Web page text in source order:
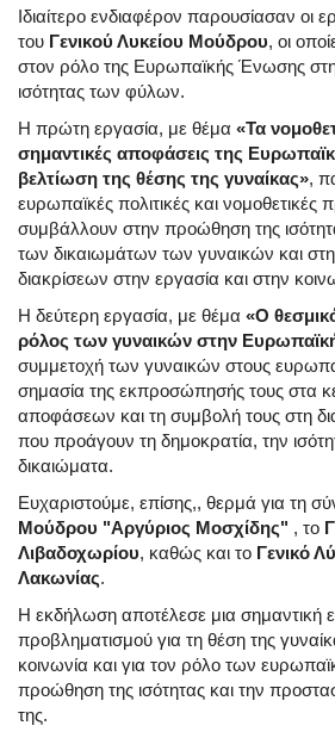
Ιδιαίτερο ενδιαφέρον παρουσίασαν οι
του Γενικού Λυκείου Μούδρου, οι
στον ρόλο της Ευρωπαϊκής Ένωσης
ισότητας των φύλων.
Η πρώτη εργασία, με θέμα «Τα
σημαντικές αποφάσεις της
βελτίωση της θέσης της γυναίκας»,
ευρωπαϊκές πολιτικές και νομοθετικές
συμβάλλουν στην προώθηση της
των δικαιωμάτων των γυναικών και
διακρίσεων στην εργασία και στην
Η δεύτερη εργασία, με θέμα «Ο
ρόλος των γυναικών στην
συμμετοχή των γυναικών στους
σημασία της εκπροσώπησής τους στα
αποφάσεων και τη συμβολή τους στη
που προάγουν τη δημοκρατία, την
δικαιώματα.
Ευχαριστούμε, επίσης,, θερμά για τη
Μούδρου "Αργύριος Μοσχίδης" , το
Λιβαδοχωρίου, καθώς και το Γενικό
Λακωνίας.
Η εκδήλωση αποτέλεσε μια σημαντική
προβληματισμού για τη θέση της
κοινωνία και για τον ρόλο των
προώθηση της ισότητας και την
της.